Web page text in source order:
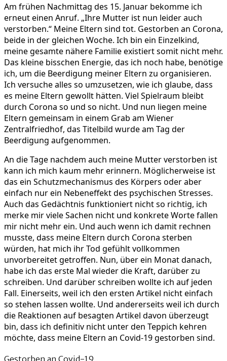
Am frühen Nachmittag des 15. Januar bekomme ich
erneut einen Anruf. „Ihre Mutter ist nun leider auch
verstorben.“ Meine Eltern sind tot. Gestorben an Corona,
beide in der gleichen Woche. Ich bin ein Einzelkind,
meine gesamte nähere Familie existiert somit nicht mehr.
Das kleine bisschen Energie, das ich noch habe, benötige
ich, um die Beerdigung meiner Eltern zu organisieren.
Ich versuche alles so umzusetzen, wie ich glaube, dass
es meine Eltern gewollt hätten. Viel Spielraum bleibt
durch Corona so und so nicht. Und nun liegen meine
Eltern gemeinsam in einem Grab am Wiener
Zentralfriedhof, das Titelbild wurde am Tag der
Beerdigung aufgenommen.
An die Tage nachdem auch meine Mutter verstorben ist
kann ich mich kaum mehr erinnern. Möglicherweise ist
das ein Schutzmechanismus des Körpers oder aber
einfach nur ein Nebeneffekt des psychischen Stresses.
Auch das Gedächtnis funktioniert nicht so richtig, ich
merke mir viele Sachen nicht und konkrete Worte fallen
mir nicht mehr ein. Und auch wenn ich damit rechnen
musste, dass meine Eltern durch Corona sterben
würden, hat mich ihr Tod gefühlt vollkommen
unvorbereitet getroffen. Nun, über ein Monat danach,
habe ich das erste Mal wieder die Kraft, darüber zu
schreiben. Und darüber schreiben wollte ich auf jeden
Fall. Einerseits, weil ich den ersten Artikel nicht einfach
so stehen lassen wollte. Und andererseits weil ich durch
die Reaktionen auf besagten Artikel davon überzeugt
bin, dass ich definitiv nicht unter den Teppich kehren
möchte, dass meine Eltern an Covid-19 gestorben sind.